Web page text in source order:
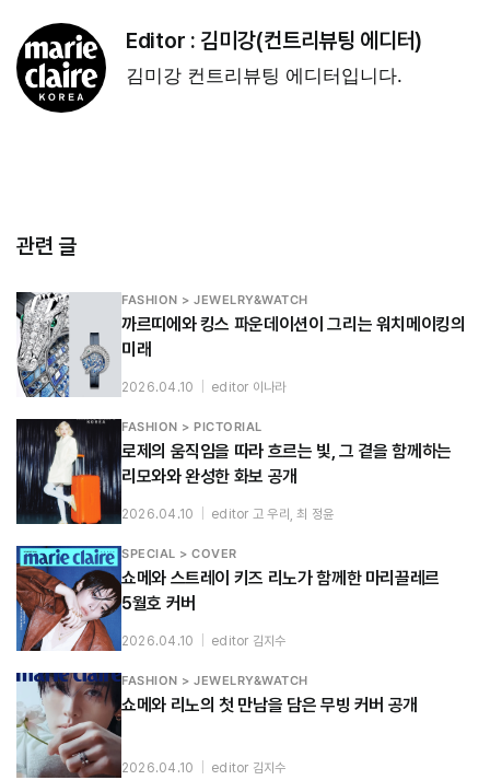
Editor : 김미강(컨트리뷰팅 에디터)
김미강 컨트리뷰팅 에디터입니다.
관련 글
FASHION > JEWELRY&WATCH
까르띠에와 킹스 파운데이션이 그리는 워치메이킹의
미래
2026.04.10 editor 이나라
FASHION > PICTORIAL
로제의 움직임을 따라 흐르는 빛, 그 곁을 함께하는
리모와와 완성한 화보 공개
2026.04.10 editor 고 우리, 최 정윤
SPECIAL > COVER
쇼메와 스트레이 키즈 리노가 함께한 마리끌레르
5월호 커버
2026.04.10 editor 김지수
FASHION > JEWELRY&WATCH
쇼메와 리노의 첫 만남을 담은 무빙 커버 공개
2026.04.10 editor 김지수